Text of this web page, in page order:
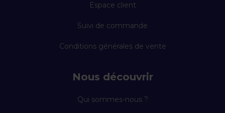
Espace client
Suivi de commande
Conditions générales de vente
Nous découvrir
Qui sommes-nous ?